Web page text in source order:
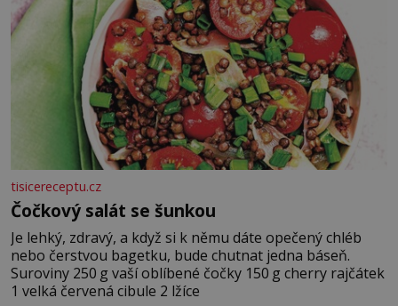
tisicereceptu.cz
Čočkový salát se šunkou
Je lehký, zdravý, a když si k němu dáte opečený chléb
nebo čerstvou bagetku, bude chutnat jedna báseň.
Suroviny 250 g vaší oblíbené čočky 150 g cherry rajčátek
1 velká červená cibule 2 lžíce